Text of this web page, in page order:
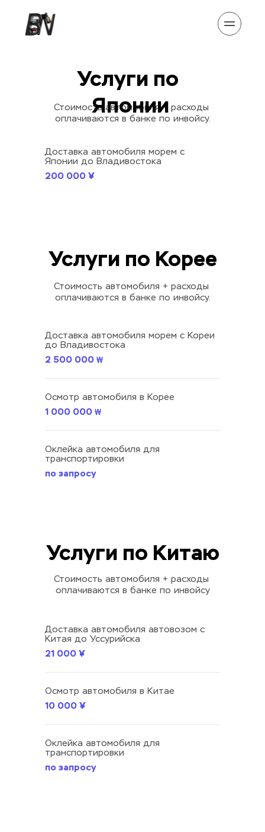
Услуги по
Японии
Стоимость автомобиля + расходы
оплачиваются в банке по инвойсу.
Доставка автомобиля морем c
Японии до Владивостока
200 000 ¥
Услуги по Корее
Стоимость автомобиля + расходы
оплачиваются в банке по инвойсу.
Доставка автомобиля морем c Кореи
до Владивостока
2 500 000 ₩
Осмотр автомобиля в Корее
1 000 000 ₩
Оклейка автомобиля для
транспортировки
по запросу
Услуги по Китаю
Стоимость автомобиля + расходы
оплачиваются в банке по инвойсу
Доставка автомобиля автовозом c
Китая до Уссурийска
21 000 ¥
Осмотр автомобиля в Китае
10 000 ¥
Оклейка автомобиля для
транспортировки
по запросу